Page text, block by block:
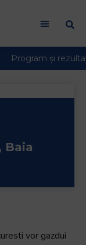
Baia
vor gazdui